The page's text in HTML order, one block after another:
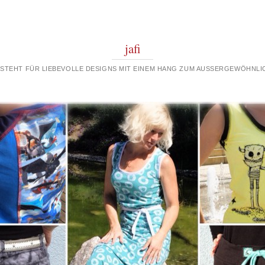
jafi
FÜR LIEBEVOLLE DESIGNS MIT EINEM HANG ZUM